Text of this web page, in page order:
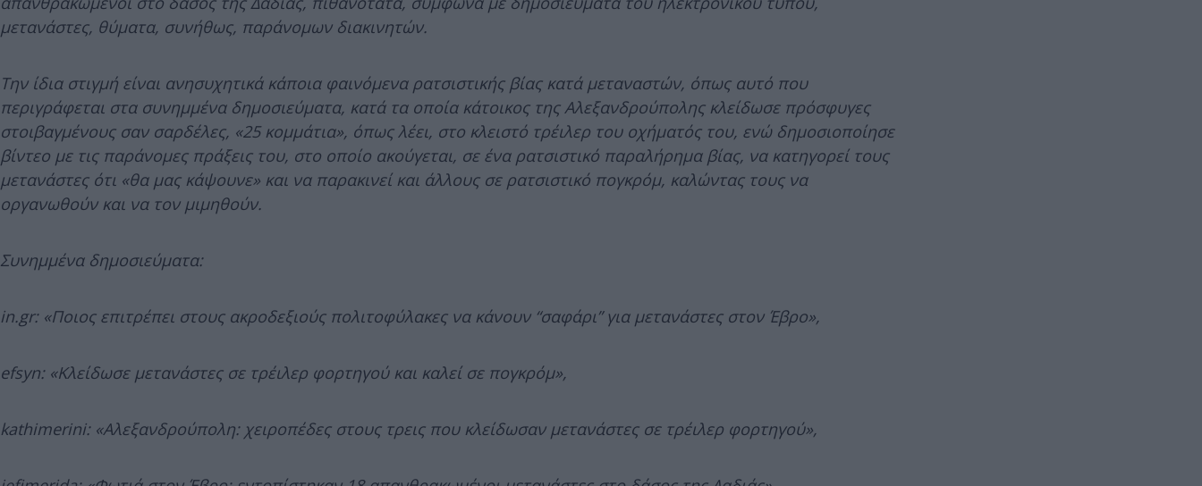
μετανάστες, θύματα, συνήθως, παράνομων διακινητών.
Την ίδια στιγμή είναι ανησυχητικά κάποια φαινόμενα ρατσιστικής βίας κατά μεταναστών, όπως αυτό που
περιγράφεται στα συνημμένα δημοσιεύματα, κατά τα οποία κάτοικος της Αλεξανδρούπολης κλείδωσε πρόσφυγες
στοιβαγμένους σαν σαρδέλες, «25 κομμάτια», όπως λέει, στο κλειστό τρέιλερ του οχήματός του, ενώ δημοσιοποίησε
βίντεο με τις παράνομες πράξεις του, στο οποίο ακούγεται, σε ένα ρατσιστικό παραλήρημα βίας, να κατηγορεί τους
μετανάστες ότι «θα μας κάψουνε» και να παρακινεί και άλλους σε ρατσιστικό πογκρόμ, καλώντας τους να
οργανωθούν και να τον μιμηθούν.
Συνημμένα δημοσιεύματα:
in.gr: «Ποιος επιτρέπει στους ακροδεξιούς πολιτοφύλακες να κάνουν “σαφάρι” για μετανάστες στον Έβρο»,
efsyn: «Κλείδωσε μετανάστες σε τρέιλερ φορτηγού και καλεί σε πογκρόμ»,
kathimerini: «Αλεξανδρούπολη: χειροπέδες στους τρεις που κλείδωσαν μετανάστες σε τρέιλερ φορτηγού»,